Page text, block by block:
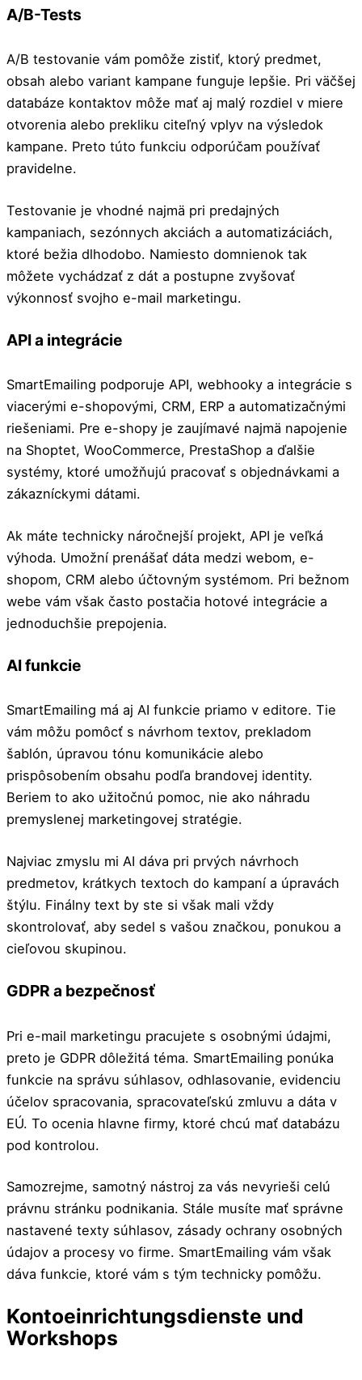
A/B-Tests
A/B testovanie vám pomôže zistiť, ktorý predmet,
obsah alebo variant kampane funguje lepšie. Pri väčšej
databáze kontaktov môže mať aj malý rozdiel v miere
otvorenia alebo prekliku citeľný vplyv na výsledok
kampane. Preto túto funkciu odporúčam používať
pravidelne.
Testovanie je vhodné najmä pri predajných
kampaniach, sezónnych akciách a automatizáciách,
ktoré bežia dlhodobo. Namiesto domnienok tak
môžete vychádzať z dát a postupne zvyšovať
výkonnosť svojho e-mail marketingu.
API a integrácie
SmartEmailing podporuje API, webhooky a integrácie s
viacerými e-shopovými, CRM, ERP a automatizačnými
riešeniami. Pre e-shopy je zaujímavé najmä napojenie
na Shoptet, WooCommerce, PrestaShop a ďalšie
systémy, ktoré umožňujú pracovať s objednávkami a
zákazníckymi dátami.
Ak máte technicky náročnejší projekt, API je veľká
výhoda. Umožní prenášať dáta medzi webom, e-
shopom, CRM alebo účtovným systémom. Pri bežnom
webe vám však často postačia hotové integrácie a
jednoduchšie prepojenia.
AI funkcie
SmartEmailing má aj AI funkcie priamo v editore. Tie
vám môžu pomôcť s návrhom textov, prekladom
šablón, úpravou tónu komunikácie alebo
prispôsobením obsahu podľa brandovej identity.
Beriem to ako užitočnú pomoc, nie ako náhradu
premyslenej marketingovej stratégie.
Najviac zmyslu mi AI dáva pri prvých návrhoch
predmetov, krátkych textoch do kampaní a úpravách
štýlu. Finálny text by ste si však mali vždy
skontrolovať, aby sedel s vašou značkou, ponukou a
cieľovou skupinou.
GDPR a bezpečnosť
Pri e-mail marketingu pracujete s osobnými údajmi,
preto je GDPR dôležitá téma. SmartEmailing ponúka
funkcie na správu súhlasov, odhlasovanie, evidenciu
účelov spracovania, spracovateľskú zmluvu a dáta v
EÚ. To ocenia hlavne firmy, ktoré chcú mať databázu
pod kontrolou.
Samozrejme, samotný nástroj za vás nevyrieši celú
právnu stránku podnikania. Stále musíte mať správne
nastavené texty súhlasov, zásady ochrany osobných
údajov a procesy vo firme. SmartEmailing vám však
dáva funkcie, ktoré vám s tým technicky pomôžu.
Kontoeinrichtungsdienste und
Workshops